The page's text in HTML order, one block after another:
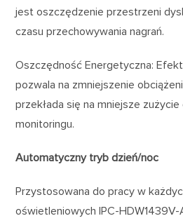
jest oszczędzenie przestrzeni
czasu przechowywania nagrań.
Oszczędność Energetyczna:
pozwala na zmniejszenie
przekłada się na mniejsze
monitoringu.
Automatyczny tryb dzień/noc
Przystosowana do pracy w
oświetleniowych IPC-